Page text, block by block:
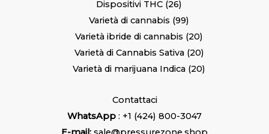
Dispositivi THC 26
Varietà di cannabis 99
Varietà ibride di cannabis 20
Varietà di Cannabis Sativa 20
Varietà di marijuana Indica 20
Contattaci
WhatsApp : +1 (424) 800-3047